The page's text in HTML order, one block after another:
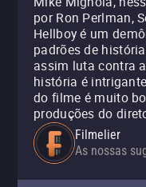
por Ron Perlman,
Hellboy é um
padrões de
assim luta contra
história é
do filme é muito
produções do
Filmelier
As nossas